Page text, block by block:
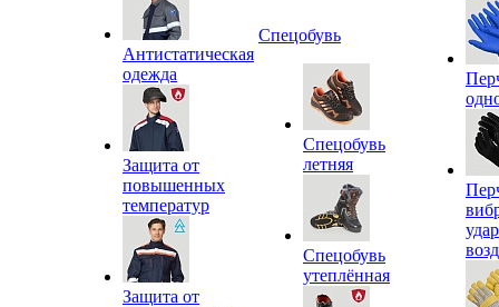
Антистатическая
одежда
Защита от
повышенных
температур
Защита от
Спецобувь
Спецобувь
летняя
Спецобувь
утеплённая